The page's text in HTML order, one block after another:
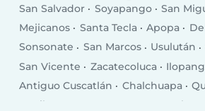
San Salvador Soyapango San
Mejicanos
Santa Tecla Apopa
Sonsonate
San Marcos Usulután
San Vicente
Zacatecoluca
Antiguo Cuscatlán
Chalchuapa
Aguilares
Izalco